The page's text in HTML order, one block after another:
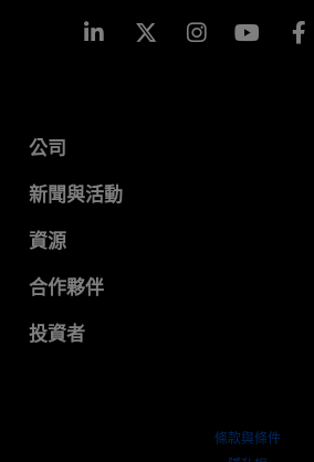
Linkedin Instagram
公司
關於 AMD
企業責任
招聘
聯絡我們
新聞與活動
新聞室
媒體庫
資源
開發者中心
案例研究
合作夥伴
AMD 合作夥伴中心
投資者
條款與條件